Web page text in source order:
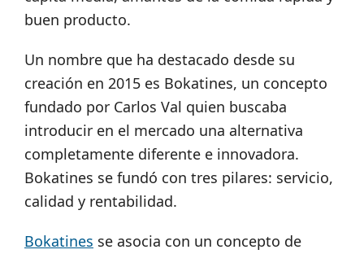
buen producto.
Un nombre que ha destacado desde su
creación en 2015 es Bokatines, un concepto
fundado por Carlos Val quien buscaba
introducir en el mercado una alternativa
completamente diferente e innovadora.
Bokatines se fundó con tres pilares: servicio,
calidad y rentabilidad.
Bokatines se asocia con un concepto de